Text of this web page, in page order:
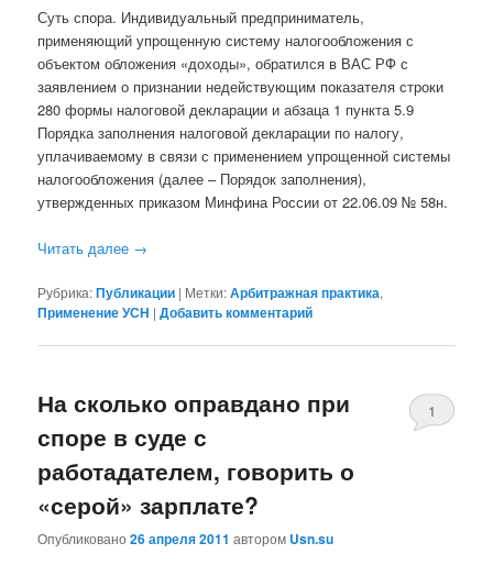
Суть спора. Индивидуальный предприниматель,
применяющий упрощенную систему налогообложения с
объектом обложения «доходы», обратился в ВАС РФ с
заявлением о признании недействующим показателя строки
280 формы налоговой декларации и абзаца 1 пункта 5.9
Порядка заполнения налоговой декларации по налогу,
уплачиваемому в связи с применением упрощенной системы
налогообложения (далее – Порядок заполнения),
утвержденных приказом Минфина России от 22.06.09 № 58н.
Читать далее →
Рубрика:Публикации | Метки:Арбитражная практика,
Применение УСН |Добавить комментарий
На сколько оправдано при
споре в суде с
работадателем, говорить о
«серой» зарплате?
Опубликовано26 апреля 2011 автором Usn.su
1